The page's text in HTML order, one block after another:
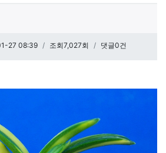
27 08:39 조회7,027회 댓글0건